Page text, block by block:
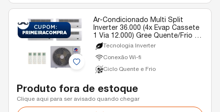
Ar-Condicionado Multi Split
Inverter 36.000 (4x Evap Cassete
1 Via 12.000) Gree Quente/Frio R-
32 220v
Tecnologia Inverter
Conexão Wi-fi
Ciclo Quente e Frio
Produto fora de estoque
Clique aqui para ser avisado quando chegar